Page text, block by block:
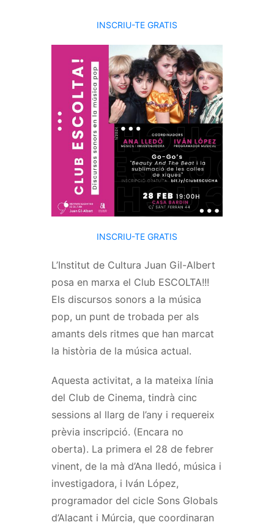
INSCRIU-TE GRATIS
INSCRIU-TE GRATIS
L’Institut de Cultura Juan Gil-Albert
posa en marxa el Club ESCOLTA!!!
Els discursos sonors a la música
pop, un punt de trobada per als
amants dels ritmes que han marcat
la història de la música actual.
Aquesta activitat, a la mateixa línia
del Club de Cinema, tindrà cinc
sessions al llarg de l’any i requereix
prèvia inscripció. (Encara no
oberta). La primera el 28 de febrer
vinent, de la mà d’Ana lledó, música i
investigadora, i Iván López,
programador del cicle Sons Globals
d’Alacant i Múrcia, que coordinaran